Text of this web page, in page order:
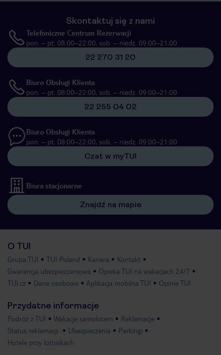
Skontaktuj się z nami
Telefoniczne Centrum Rezerwacji
pon. – pt. 08:00–22:00, sob. – niedz. 09:00–21:00
22 270 31 20
Biuro Obsługi Klienta
pon. – pt. 08:00–22:00, sob. – niedz. 09:00–21:00
22 255 04 02
Biuro Obsługi Klienta
pon. – pt. 08:00–22:00, sob. – niedz. 09:00–21:00
Czat w myTUI
Biura stacjonarne
Znajdź na mapie
O TUI
Grupa TUI TUI Poland Kariera
Kontakt
Gwarancja ubezpieczeniowa
Opieka TUI na wakacjach 24/7
TUI.cz
Dane osobowe Aplikacja mobilna TUI Opinie TUI
Przydatne informacje
Podróż z TUI Wakacje samolotem
Reklamacje
Status reklamacji
Ubezpieczenia
Parkingi
Hotele przy lotniskach